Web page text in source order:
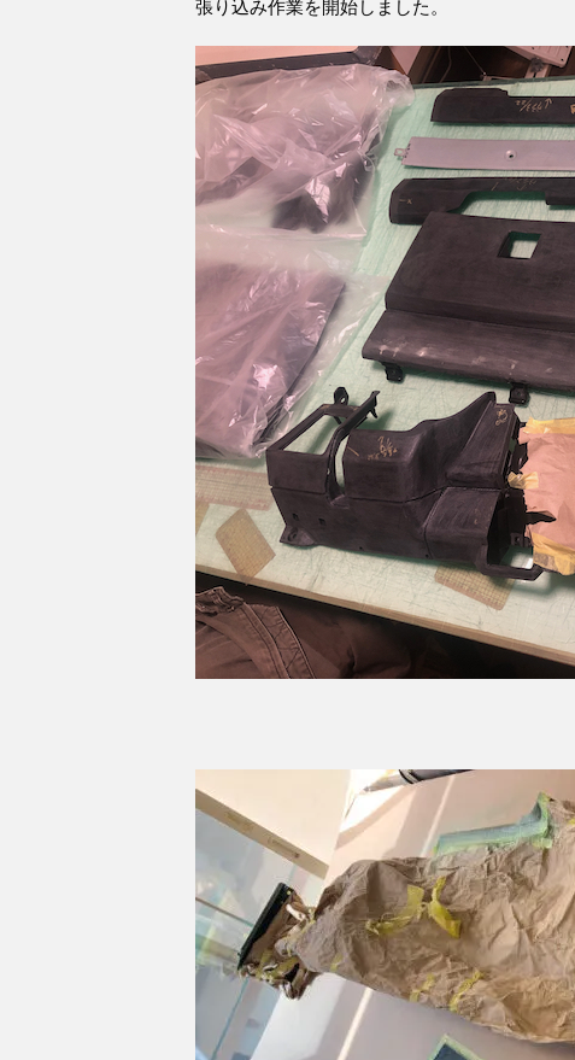
張り込み作業を開始しました。